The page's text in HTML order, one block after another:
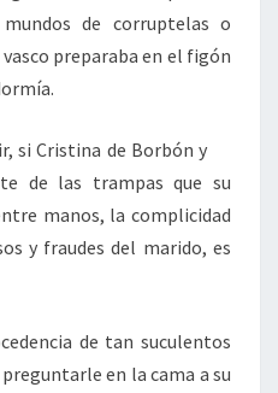
de corruptelas o
preparaba en el figón
si Cristina de Borbón y
de las trampas que su
manos, la complicidad
y fraudes del marido, es
de tan suculentos
en la cama a su